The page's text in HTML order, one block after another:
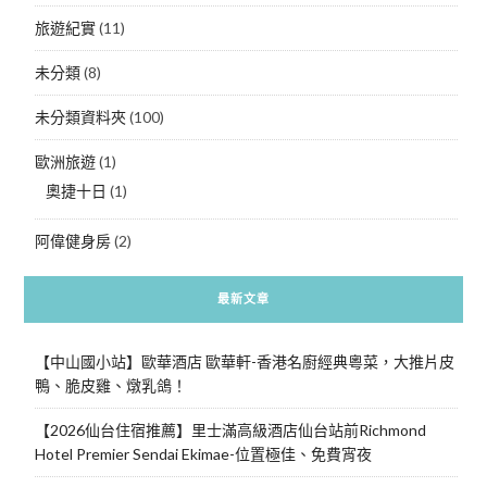
旅遊紀實(11)
未分類(8)
未分類資料夾(100)
歐洲旅遊(1)
奧捷十日 (1)
阿偉健身房(2)
最新文章
【中山國小站】歐華酒店 歐華軒-香港名廚經典粵菜，大推片皮
鴨、脆皮雞、燉乳鴿！
【2026仙台住宿推薦】里士滿高級酒店仙台站前Richmond
Hotel Premier Sendai Ekimae-位置極佳、免費宵夜